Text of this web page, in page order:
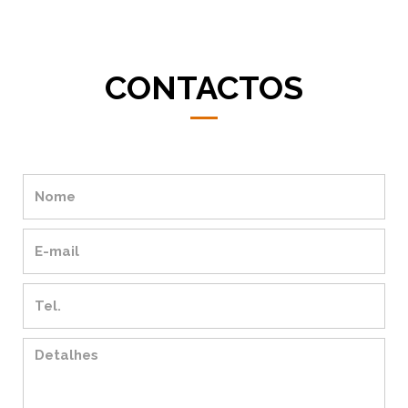
CONTACTOS